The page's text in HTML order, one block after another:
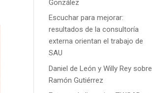
González
Escuchar para mejorar:
resultados de la consultoría
externa orientan el trabajo de
SAU
Daniel de León y Willy Rey sobre
Ramón Gutiérrez